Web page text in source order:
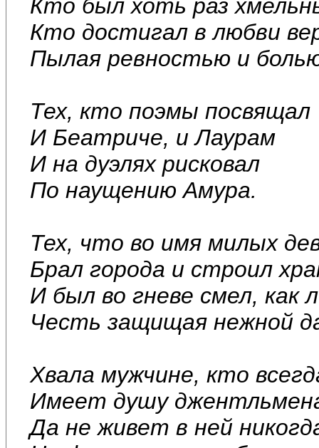
Кто был хоть раз
Кто достигал в любви
Пылая ревностью и
Тех, кто поэмы посвящал
И Беатриче, и Лаурам
И на дуэлях рисковал
По наущению Амура.
Тех, что во имя милых
Брал города и строил
И был во гневе смел, как
Честь защищая нежной
Хвала мужчине, кто
Имеет душу
Да не живет в ней